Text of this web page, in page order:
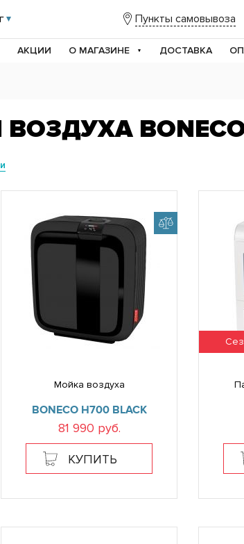
Пункты самовывоза
АКЦИИ О МАГАЗИНЕ ДОСТАВКА
Мойка воздуха
BONECO H700 BLACK
81 990 руб.
КУПИТЬ